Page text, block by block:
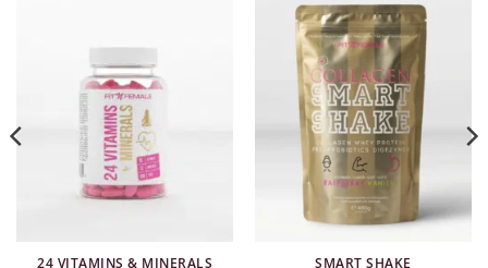
24 VITAMINS & MINERALS SMART SHAKE